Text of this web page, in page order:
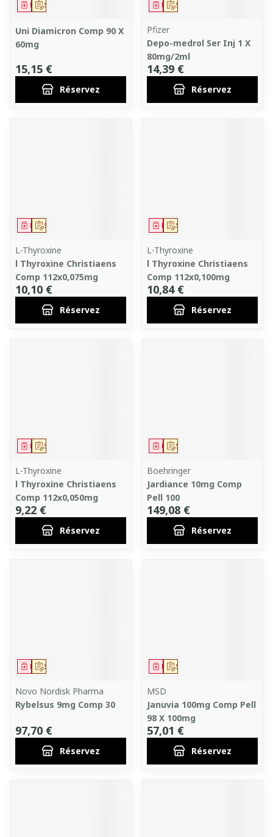
Sur prescription
Médicament
Uni Diamicron Comp 90 X
60mg
15,15 €
Réservez
Sur prescription
Médicament
Pfizer
Depo-medrol Ser Inj 1 X
80mg/2ml
14,39 €
Réservez
Sur prescription
Médicament
L-Thyroxine
l Thyroxine Christiaens
Comp 112x0,075mg
10,10 €
Réservez
Sur prescription
Médicament
L-Thyroxine
l Thyroxine Christiaens
Comp 112x0,100mg
10,84 €
Réservez
Sur prescription
Médicament
L-Thyroxine
l Thyroxine Christiaens
Comp 112x0,050mg
9,22 €
Réservez
Sur prescription
Médicament
Boehringer
Jardiance 10mg Comp
Pell 100
149,08 €
Réservez
Sur prescription
Médicament
Novo Nordisk Pharma
Rybelsus 9mg Comp 30
97,70 €
Réservez
Sur prescription
Médicament
MSD
Januvia 100mg Comp Pell
98 X 100mg
57,01 €
Réservez